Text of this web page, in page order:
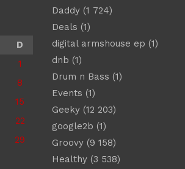
D
1
8
15
22
29
Daddy(1 724)
Deals (1)
digital armshouse ep (1)
dnb (1)
Drum n Bass (1)
Events (1)
Geeky(12 203)
google2b (1)
Groovy(9 158)
Healthy(3 538)